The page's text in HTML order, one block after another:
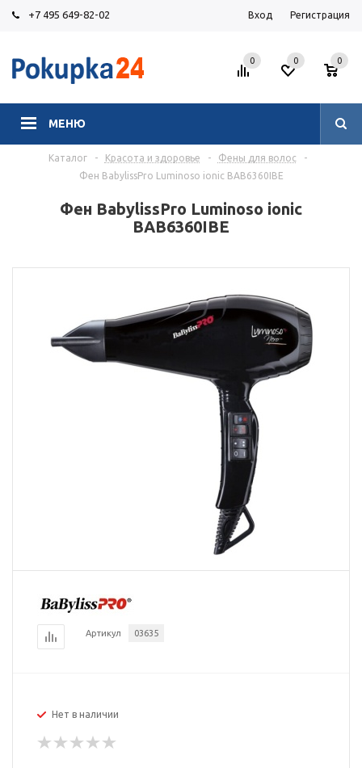
+7 495 649-82-02 Вход Регистрация
МЕНЮ
0 0
0
Каталог - Красота и здоровье - Фены для волос
-
Фен BabylissPro Luminoso ionic BAB6360IBE
Фен BabylissPro Luminoso ionic
BAB6360IBE
Артикул 03635
Нет в наличии